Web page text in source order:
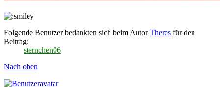
Folgende Benutzer bedankten sich beim AutorTheres für den
Beitrag:
sternchen06
Nach oben